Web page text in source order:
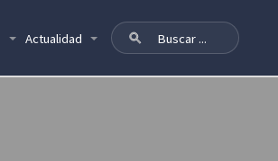
Actualidad